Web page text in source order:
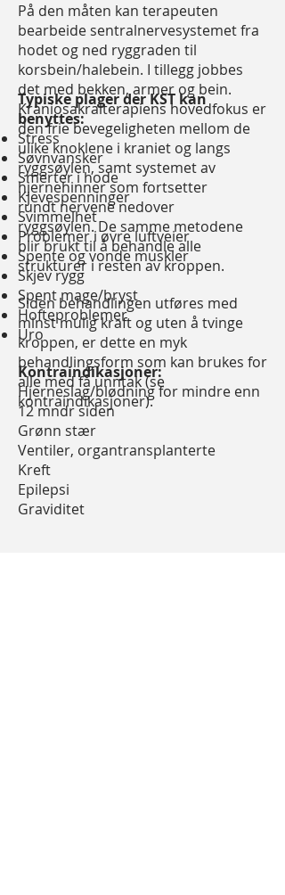
På den måten kan terapeuten
bearbeide sentralnervesystemet fra
hodet og ned ryggraden til
korsbein/halebein. I tillegg jobbes
det med bekken, armer og bein.
Kraniosakralterapiens hovedfokus er
den frie bevegeligheten mellom de
ulike knoklene i kraniet og langs
ryggsøylen, samt systemet av
hjernehinner som fortsetter
rundtnervene nedover
ryggsøylen.De samme metodene
blir brukt til å behandle alle
strukturer i resten av kroppen.
Siden behandlingen utføres med
minst mulig kraft og uten å tvinge
kroppen, er dette en myk
behandlingsform som kan brukes for
alle med få unntak (se
kontraindikasjoner).
Typiske plager der KST kan
benyttes:
Stress
Søvnvansker
Smerter i hode
Kjevespenninger
Svimmelhet
Problemer i øvre luftveier
Spente og vonde muskler
Skjev rygg
Spent mage/bryst
Hofteproblemer
Uro
Kontraindikasjoner:
Hjerneslag/blødning for mindre enn
12 mndr siden
Grønn stær
Ventiler, organtransplanterte
Kreft
Epilepsi
Graviditet